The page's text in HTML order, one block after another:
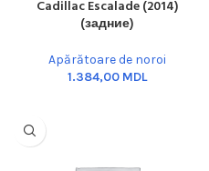
Cadillac Escalade (2014)
(задние)
Apărătoare de noroi
MDL